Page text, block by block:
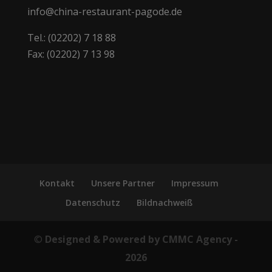
info@china-restaurant-pagode.de
Tel.: (02202) 7 18 88
Fax: (02202) 7 13 98
Kontakt Unsere Partner
Impressum
Datenschutz
Bildnachweiß
© Designed & Powered by CMMC Agency -
2026